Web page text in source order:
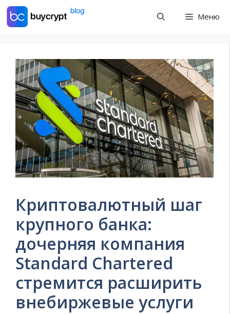
Перейти
Меню
Криптовалютный шаг
крупного банка:
дочерняя компания
Standard Chartered
стремится расширить
внебиржевые услуги